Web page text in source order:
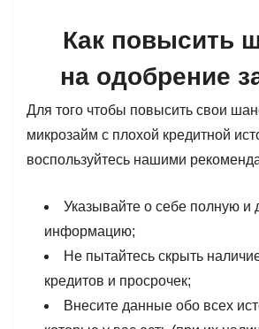
Как повысить
на одобрение
Для того чтобы повысить свои
микрозайм с плохой кредитной
воспользуйтесь нашими
Указывайте о себе полную и
информацию;
Не пытайтесь скрыть
кредитов и просрочек;
Внесите данные обо всех